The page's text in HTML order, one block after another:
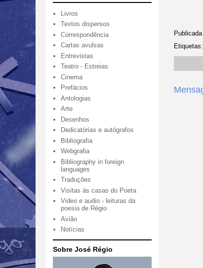
Etiquetas:
Livros
Textos dispersos
Correspondência
Cartas avulsas
Entrevistas
Teatro - Estreias
Cinema
Prefácios
Antologias
Arte
Desenhos
Dedicatórias e autógrafos
Bibliografia
Webgrafia
Bibliography in foreign
languages
Traduções
Visitas às casas do Poeta
Video e audio - leituras da
poesia de Régio
Avião
Notícias
Sobre José Régio